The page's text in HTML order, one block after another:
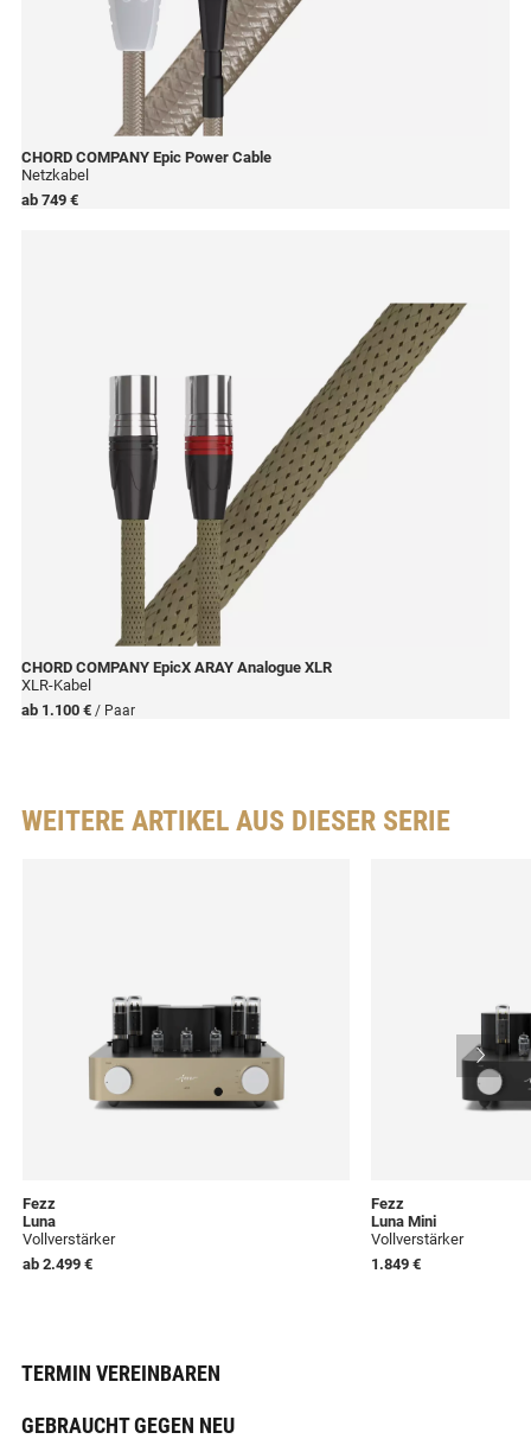
CHORD COMPANY Epic Power Cable
Netzkabel
ab 749 €
CHORD COMPANY EpicX ARAY Analogue XLR
XLR-Kabel
ab 1.100 € / Paar
WEITERE ARTIKEL AUS DIESER SERIE
Fezz
Luna
Vollverstärker
ab 2.499 €
Fezz
Luna Mini
Vollverstärker
1.849 €
TERMIN VEREINBAREN
GEBRAUCHT GEGEN NEU